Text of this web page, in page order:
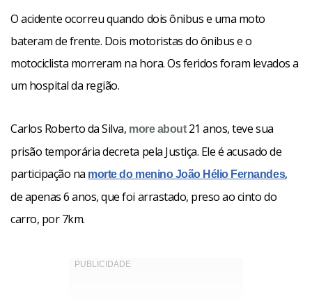
O acidente ocorreu quando dois ônibus e uma moto
bateram de frente. Dois motoristas do ônibus e o
motociclista morreram na hora. Os feridos foram levados a
um hospital da região.
Carlos Roberto da Silva, more about21 anos, teve sua
prisão temporária decreta pela Justiça. Ele é acusado de
participação na morte do menino João Hélio Fernandes,
de apenas 6 anos, que foi arrastado, preso ao cinto do
carro, por 7km.